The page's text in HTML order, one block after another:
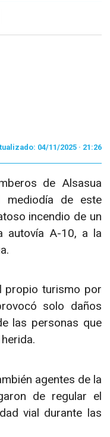
04/11/2025 · 21:26
de Alsasua
mediodía de este
incendio de un
autovía A-10, a la
propio turismo por
solo daños
las personas que
agentes de la
de regular el
vial durante las